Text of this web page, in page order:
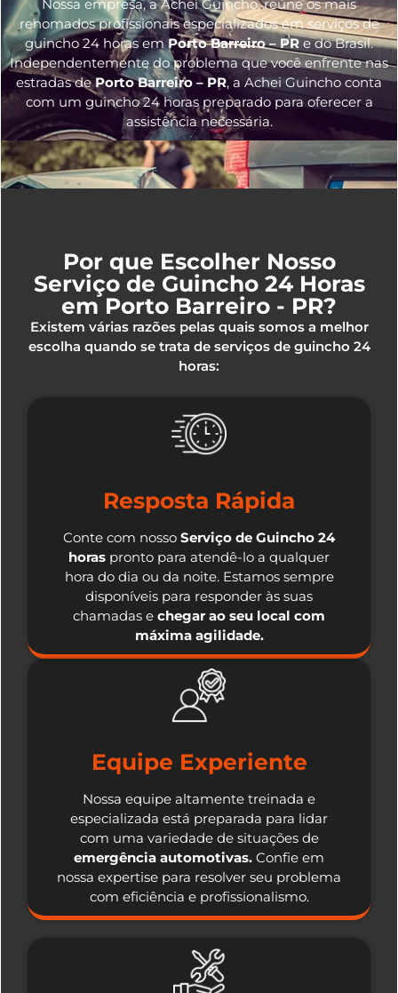
Nossa empresa, aAchei Guincho, reúne os mais
renomados profissionais especializados em serviços de
guincho 24 horasemPorto Barreiro – PRe do Brasil.
Independentemente do problema que você enfrente nas
estradas dePorto Barreiro – PR, a Achei Guincho conta
com um guincho 24 horas preparado para oferecer a
assistência necessária.
Por que Escolher Nosso
Serviço de Guincho 24 Horas
em Porto Barreiro - PR?
Existem várias razões pelas quais somos a melhor
escolha quando se trata de serviços de guincho 24
horas:
Resposta Rápida
Conte com nosso Serviço de Guincho 24
horas pronto para atendê-lo a qualquer
hora do dia ou da noite. Estamos sempre
disponíveis para responder às suas
chamadas e chegar ao seu local com
máxima agilidade.
Equipe Experiente
Nossa equipe altamente treinada e
especializada está preparada para lidar
com uma variedade de situações de
emergência automotivas. Confie em
nossa expertise para resolver seu problema
com eficiência e profissionalismo.